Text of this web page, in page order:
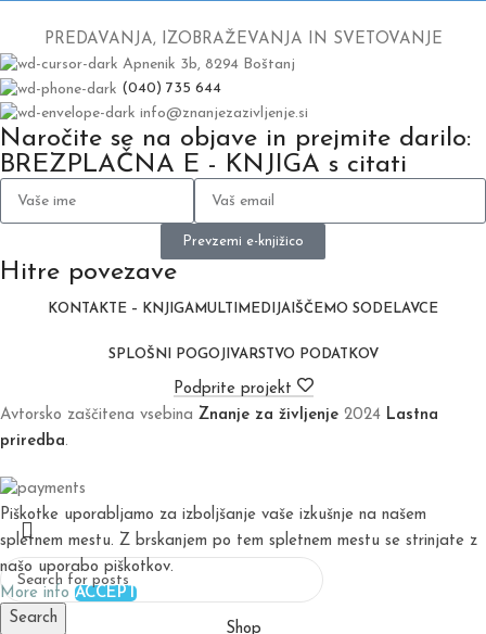
PREDAVANJA, IZOBRAŽEVANJA IN SVETOVANJE
Apnenik 3b, 8294 Boštanj
(040) 735 644
info@znanjezazivljenje.si
Naročite se na objave in prejmite darilo:
BREZPLAČNA E - KNJIGA s citati
Prevzemi e-knjižico
Hitre povezave
KONTAKT E – KNJIGAMULTIMEDIJA IŠČEMO SODELAVCE
SPLOŠNI POGOJI VARSTVO PODATKOV
Podprite projekt
Avtorsko zaščitena vsebina Znanje za življenje 2024 Lastna
priredba.
Search
Piškotke uporabljamo za izboljšanje vaše izkušnje na našem
spletnem mestu. Z brskanjem po tem spletnem mestu se strinjate z
našo uporabo piškotkov.
More info ACCEPT
Shop